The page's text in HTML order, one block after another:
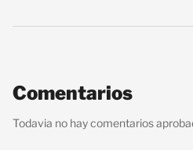
Comentarios
Todavia no hay comentarios